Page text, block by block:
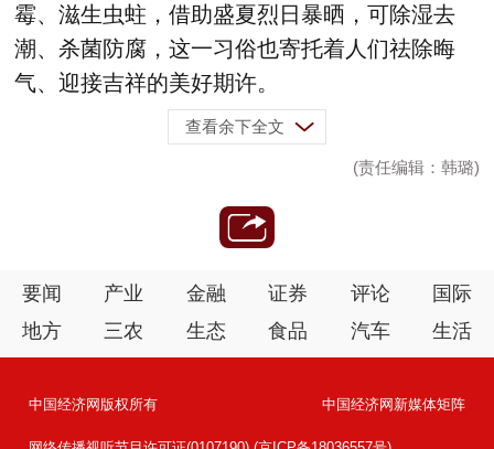
霉、滋生虫蛀，借助盛夏烈日暴晒，可除湿去
潮、杀菌防腐，这一习俗也寄托着人们祛除晦
气、迎接吉祥的美好期许。
查看余下全文
(责任编辑：韩璐)
要闻 产业 金融 证券 评论
国际
地方
三农 生态 食品 汽车 生活
中国经济网版权所有 中国经济网新媒体矩阵